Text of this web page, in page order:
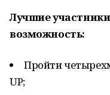
Лучшие
возможность:
Пройти
UP;